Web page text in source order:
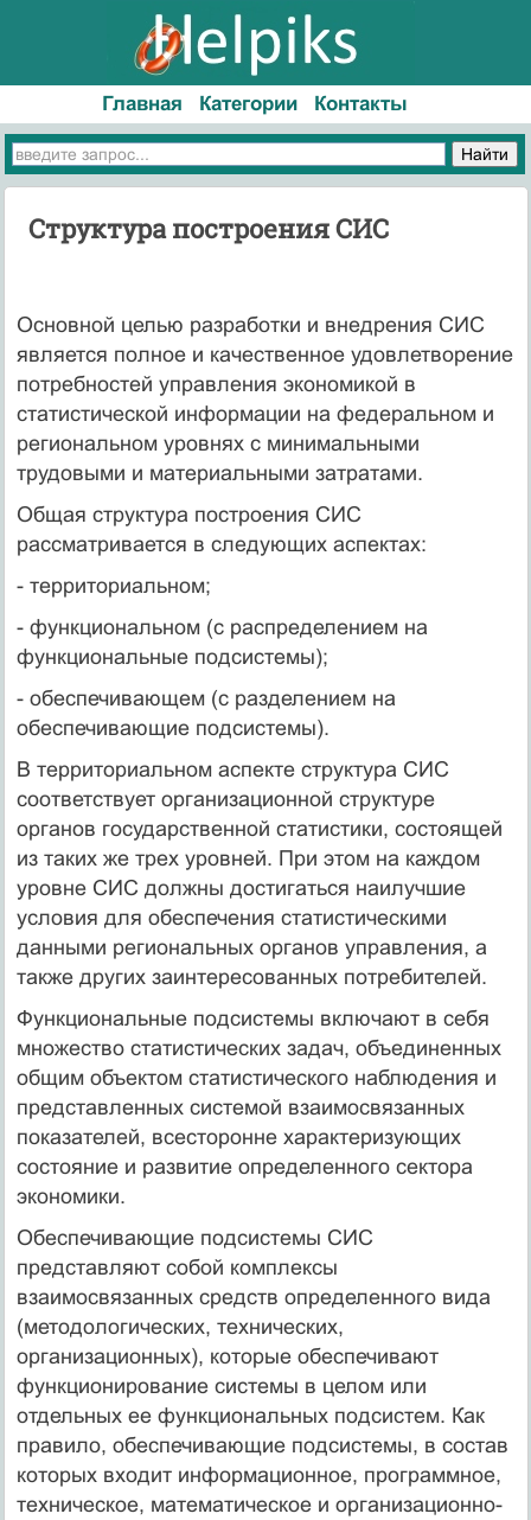
Главная Категории Контакты
Структура построения СИС
Основной целью разработки и внедрения СИС
является пол­ное и качественное удовлетворение
потребностей управления экономикой в
статистической информации на федеральном и
региональном уровнях с минимальными
трудовыми и материаль­ными затратами.
Общая структура построения СИС
рассматривается в следую­щих аспектах:
- территориальном;
- функциональном (с распределением на
функциональные подсистемы);
- обеспечивающем (с разделением на
обеспечивающие под­системы).
В территориальном аспекте структура СИС
соответствует ор­ганизационной структуре
органов государственной статистики, состоящей
из таких же трех уровней. При этом на каждом
уровне СИС должны достигаться наилучшие
условия для обеспечения статистическими
данными региональных органов управления, а
также других заинтересованных потребителей.
Функциональные подсистемы включают в себя
множество статистических задач, объединенных
общим объектом статисти­ческого наблюдения и
представленных системой взаимосвязан­ных
показателей, всесторонне характеризующих
состояние и раз­витие определенного сектора
экономики.
Обеспечивающие подсистемы СИС
представляют собой комплексы
взаимосвязанных средств определенного вида
(мето­дологических, технических,
организационных), которые обеспе­чивают
функционирование системы в целом или
отдельных ее функциональных подсистем. Как
правило, обеспечивающие подсистемы, в состав
которых входит информационное, програм­мное,
техническое, математическое и организационно-